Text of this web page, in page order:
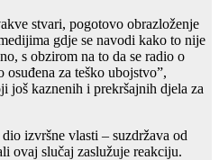
stvari, pogotovo obrazloženje
gdje se navodi kako to nije
s obzirom na to da se radio o
za teško ubojstvo”,
još kaznenih i prekršajnih djela za
izvršne vlasti – suzdržava od
ovaj slučaj zaslužuje reakciju.